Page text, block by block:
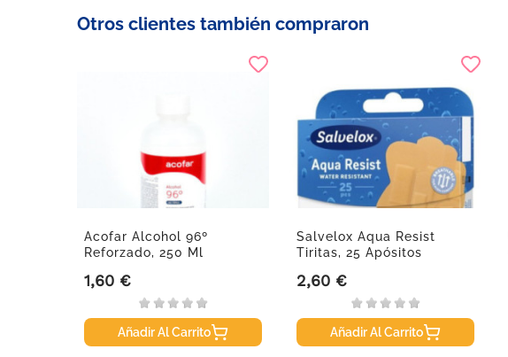
Otros clientes también compraron
Acofar Alcohol 96º
Reforzado, 250 Ml
Precio
1,60 €
Añadir Al Carrito
Salvelox Aqua Resist
Tiritas, 25 Apósitos
Precio
2,60 €
Añadir Al Carrito